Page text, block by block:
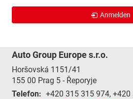
Anmelden
Auto Group Europe s.r.o.
Horšovská 1151/41
155 00 Prag 5 - Řeporyje
Telefon: +420 315 315 974,